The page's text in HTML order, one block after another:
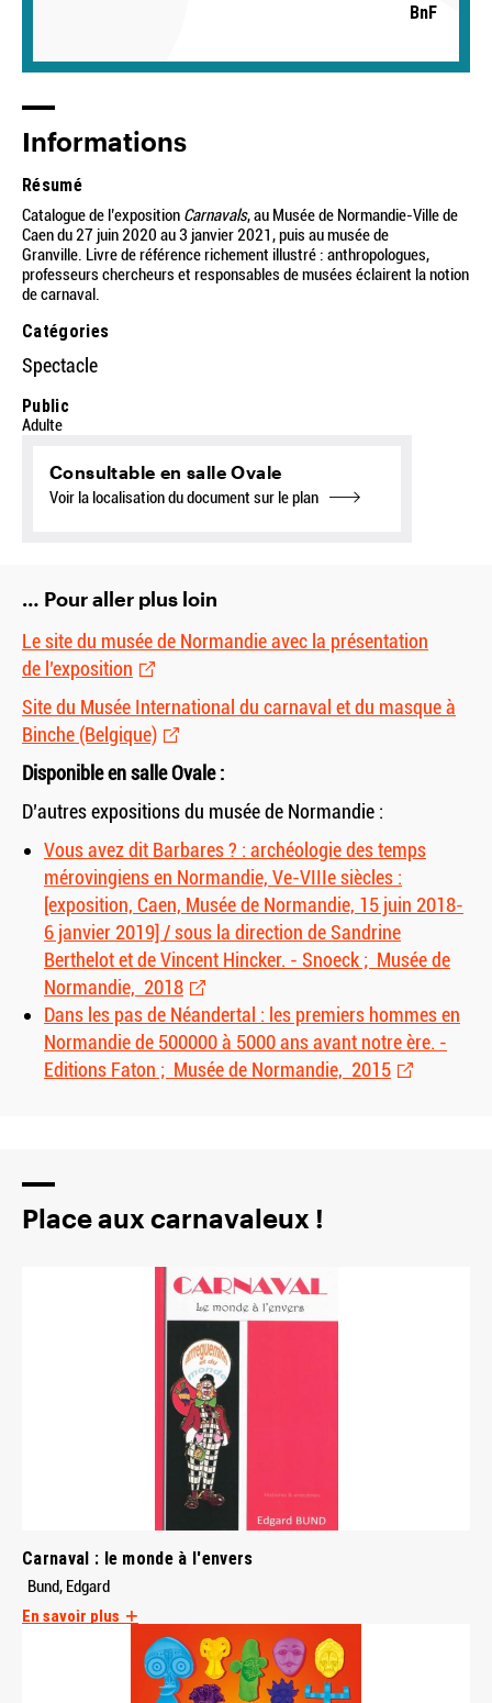
BnF
Informations
Résumé
Catalogue de l’exposition Carnavals, au Musée de Normandie-Ville de
Caen du 27 juin 2020 au 3 janvier 2021, puis au musée de
Granville. Livre de référence richement illustré : anthropologues,
professeurs chercheurs et responsables de musées éclairent la notion
de carnaval.
Catégories
Spectacle
Public
Adulte
Consultable en salle Ovale
Voir la localisation du document sur le plan
… Pour aller plus loin
Le site du musée de Normandie avec la présentation
de l’exposition
Site du Musée International du carnaval et du masque à
Binche (Belgique)
Disponible en salle Ovale :
D’autres expositions du musée de Normandie :
Vous avez dit Barbares ? : archéologie des temps
mérovingiens en Normandie, Ve-VIIIe siècles :
[exposition, Caen, Musée de Normandie, 15 juin 2018-
6 janvier 2019] / sous la direction de Sandrine
Berthelot et de Vincent Hincker. - Snoeck ; Musée de
Normandie, 2018
Dans les pas de Néandertal : les premiers hommes en
Normandie de 500000 à 5000 ans avant notre ère. -
Editions Faton ; Musée de Normandie, 2015
Place aux carnavaleux !
Carnaval : le monde à l'envers
Bund, Edgard
En savoir plus